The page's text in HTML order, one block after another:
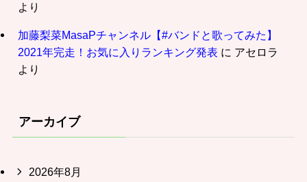
より
加藤梨菜MasaPチャンネル【#バンドと歌ってみた】
2021年完走！お気に入りランキング発表 に アセロラ
より
アーカイブ
2026年8月